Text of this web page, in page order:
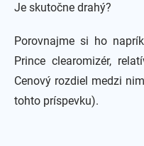
Je skutočne drahý?
Porovnajme si ho
Prince clearomizér,
Cenový rozdiel medzi
tohto príspevku).